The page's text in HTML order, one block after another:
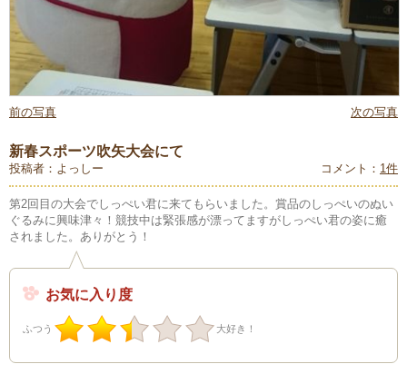
前の写真 次の写真
新春スポーツ吹矢大会にて
投稿者：よっしー コメント： 1件
第2回目の大会でしっぺい君に来てもらいました。賞品のしっぺいのぬい
ぐるみに興味津々！競技中は緊張感が漂ってますがしっぺい君の姿に癒
されました。ありがとう！
お気に入り度
ふつう 大好き！